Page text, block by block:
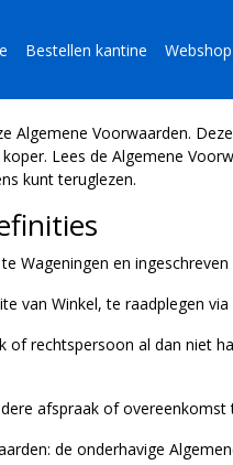
Bestellen kantine Webshop
Algemene Voorwaarden.
Lees de Algemene
kunt teruglezen.
Wageningen en
van Winkel, te raadplegen
of rechtspersoon al dan niet
afspraak of
de onderhavige